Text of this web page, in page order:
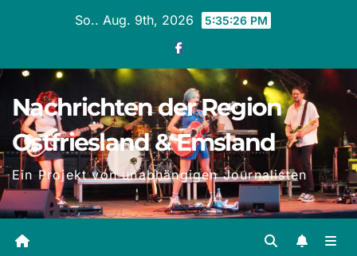
So.. Aug. 9th, 2026 5:35:27 PM
Nachrichten der Region
Ostfriesland & Emsland
Ein Projekt von unabhängigen Journalisten